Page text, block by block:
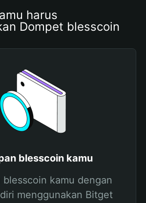
harus
Dompet blesscoin
blesscoin kamu
blesscoin kamu dengan
menggunakan Bitget